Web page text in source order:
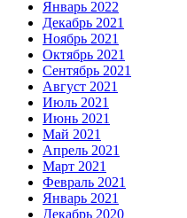
Январь 2022
Декабрь 2021
Ноябрь 2021
Октябрь 2021
Сентябрь 2021
Август 2021
Июль 2021
Июнь 2021
Май 2021
Апрель 2021
Март 2021
Февраль 2021
Январь 2021
Декабрь 2020